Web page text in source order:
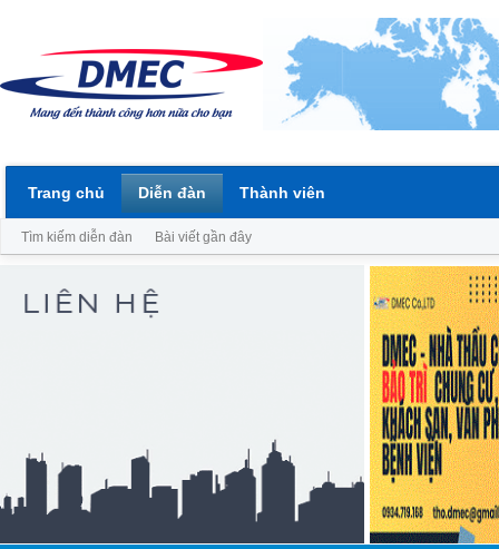
Trang chủ Diễn đàn
Tìm kiếm diễn đàn Bài viết gần đây
Thành viên